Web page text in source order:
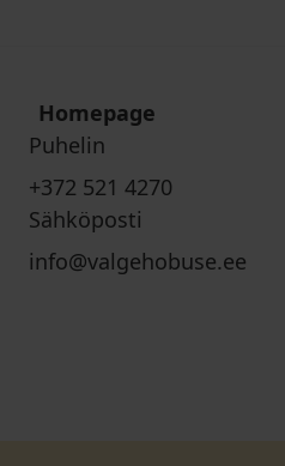
Homepage
Puhelin
+372 521 4270
Sähköposti
info@valgehobuse.ee